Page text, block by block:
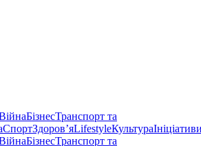
БізнесТранспорт та
СпортЗдоровʼяLifestyleКультура
БізнесТранспорт та